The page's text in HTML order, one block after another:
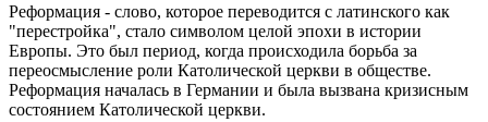
Реформация - слово, которое переводится с латинского как
"перестройка", стало символом целой эпохи в истории
Европы. Это был период, когда происходила борьба за
переосмысление роли Католической церкви в обществе.
Реформация началась в Германии и была вызвана кризисным
состоянием Католической церкви.